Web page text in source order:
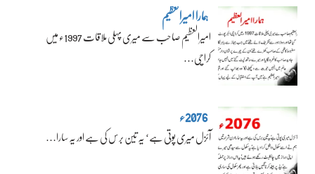
ہمارا امیرالعظیم
امیرالعظیم صاحب سے میری پہلی ملاقات 1997ء میں
کراچی…
2076ء
آئزل میری پوتی ہے‘ یہ تین برس کی ہے اور یہ سارا…